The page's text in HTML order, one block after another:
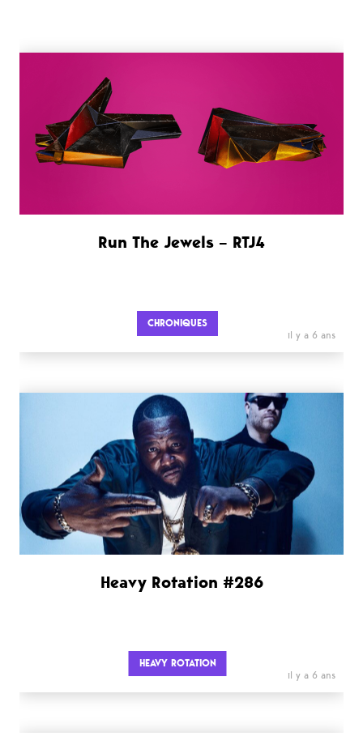
Run The Jewels – RTJ4
CHRONIQUES
il y a 6 ans
Heavy Rotation #286
HEAVY ROTATION
il y a 6 ans